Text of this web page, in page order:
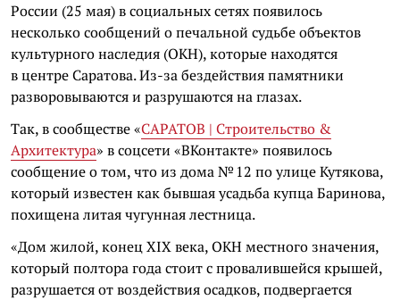
России (25 мая) в социальных сетях появилось
несколько сообщений о печальной судьбе объектов
культурного наследия (ОКН), которые находятся
в центре Саратова. Из-за бездействия памятники
разворовываются и разрушаются на глазах.
Так, в сообществе «САРАТОВ | Строительство &
Архитектура» в соцсети «ВКонтакте» появилось
сообщение о том, что из дома № 12 по улице Кутякова,
который известен как бывшая усадьба купца Баринова,
похищена литая чугунная лестница.
«Дом жилой, конец XIX века, ОКН местного значения,
который полтора года стоит с провалившейся крышей,
разрушается от воздействия осадков, подвергается